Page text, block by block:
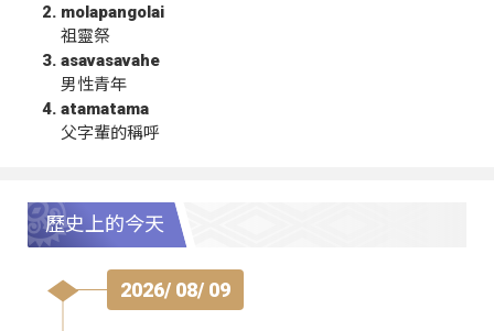
molapangolai
祖靈祭
asavasavahe
男性青年
atamatama
父字輩的稱呼
歷史上的今天
2026/ 08/ 09